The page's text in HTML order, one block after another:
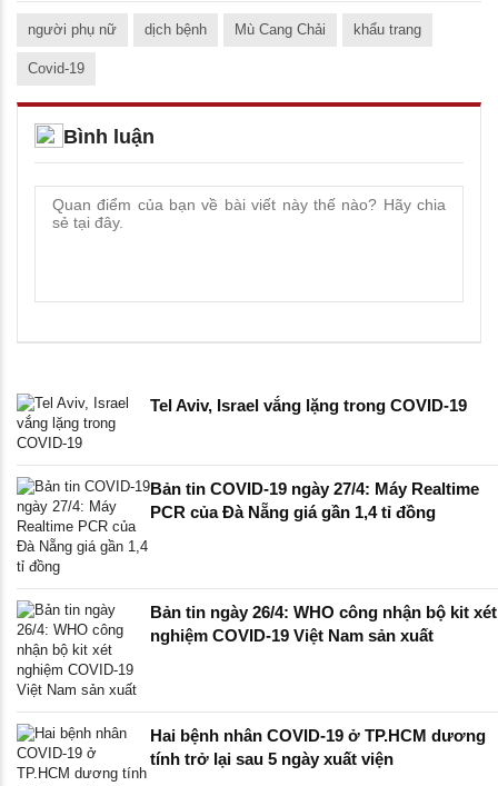
người phụ nữ dịch bệnh Mù Cang Chải khẩu trang
Covid-19
Bình luận
Tel Aviv, Israel vắng lặng trong COVID-19
Bản tin COVID-19 ngày 27/4: Máy Realtime
PCR của Đà Nẵng giá gần 1,4 tỉ đồng
Bản tin ngày 26/4: WHO công nhận bộ kit xét
nghiệm COVID-19 Việt Nam sản xuất
Hai bệnh nhân COVID-19 ở TP.HCM dương
tính trở lại sau 5 ngày xuất viện